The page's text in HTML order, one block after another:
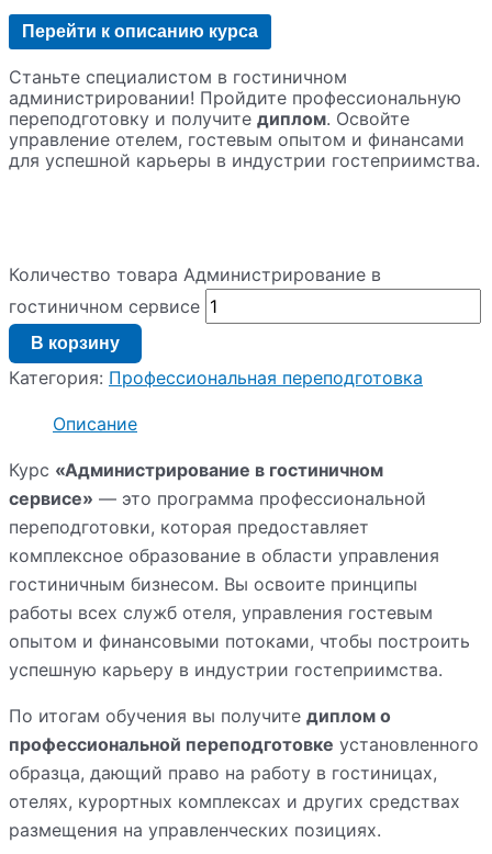
Перейти к описанию курса
Станьте специалистом в гостиничном
администрировании! Пройдите профессиональную
переподготовку и получите диплом. Освойте
управление отелем, гостевым опытом и финансами
для успешной карьеры в индустрии гостеприимства.
Количество товара Администрирование в
гостиничном сервисе
В корзину
Категория: Профессиональная переподготовка
Описание
Курс «Администрирование в гостиничном
сервисе» — это программа профессиональной
переподготовки, которая предоставляет
комплексное образование в области управления
гостиничным бизнесом. Вы освоите принципы
работы всех служб отеля, управления гостевым
опытом и финансовыми потоками, чтобы построить
успешную карьеру в индустрии гостеприимства.
По итогам обучения вы получите диплом о
профессиональной переподготовке установленного
образца, дающий право на работу в гостиницах,
отелях, курортных комплексах и других средствах
размещения на управленческих позициях.